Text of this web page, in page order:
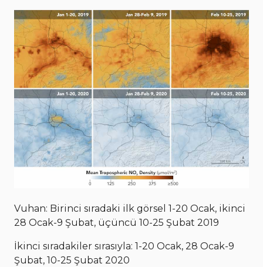
Vuhan: Birinci sıradaki ilk görsel 1-20 Ocak, ikinci
28 Ocak-9 Şubat, üçüncü 10-25 Şubat 2019
İkinci sıradakiler sırasıyla: 1-20 Ocak, 28 Ocak-9
Şubat, 10-25 Şubat 2020